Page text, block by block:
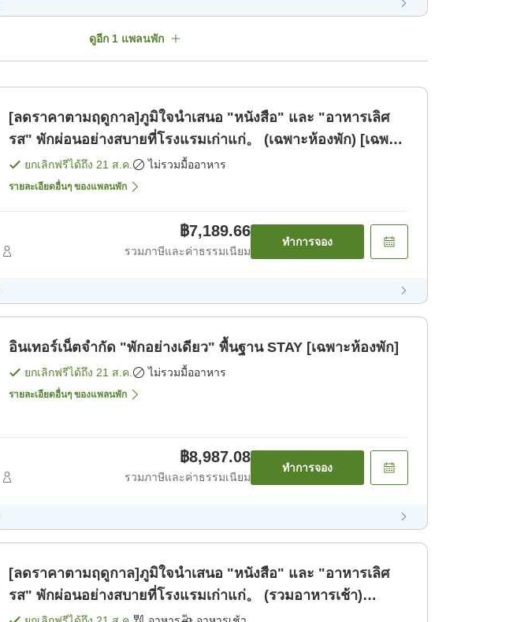
ดูอีก 1แพลนพัก
[ลดราคาตามฤดูกาล]ภูมิใจนำเสนอ "หนังสือ" และ "อาหารเลิศ
รส" พักผ่อนอย่างสบายที่โรงแรมเก่าแก่。 (เฉพาะห้องพัก) [เฉพาะ
ห้องพัก]
ยกเลิกฟรีได้ถึง 21 ส.ค. ไม่รวมมื้ออาหาร
รายละเอียดอื่นๆ ของแพลนพัก
฿7,189.66
รวมภาษีและค่าธรรมเนียม
ทำการจอง
อินเทอร์เน็ตจำกัด "พักอย่างเดียว" พื้นฐาน STAY [เฉพาะห้องพัก]
ยกเลิกฟรีได้ถึง 21 ส.ค. ไม่รวมมื้ออาหาร
รายละเอียดอื่นๆ ของแพลนพัก
฿8,987.08
รวมภาษีและค่าธรรมเนียม
ทำการจอง
[ลดราคาตามฤดูกาล]ภูมิใจนำเสนอ "หนังสือ" และ "อาหารเลิศ
รส" พักผ่อนอย่างสบายที่โรงแรมเก่าแก่。 (รวมอาหารเช้า)
[อาหารเช้า]